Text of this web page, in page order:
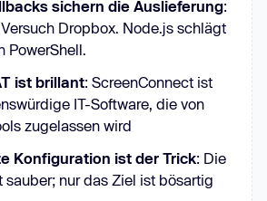
sichern die Auslieferung:
Dropbox. Node.js schlägt
PowerShell.
ist brillant: ScreenConnect ist
IT-Software, die von
zugelassen wird
Konfiguration ist der Trick: Die
sauber; nur das Ziel ist bösartig